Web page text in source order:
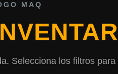
MAQ
Selecciona los filtros para